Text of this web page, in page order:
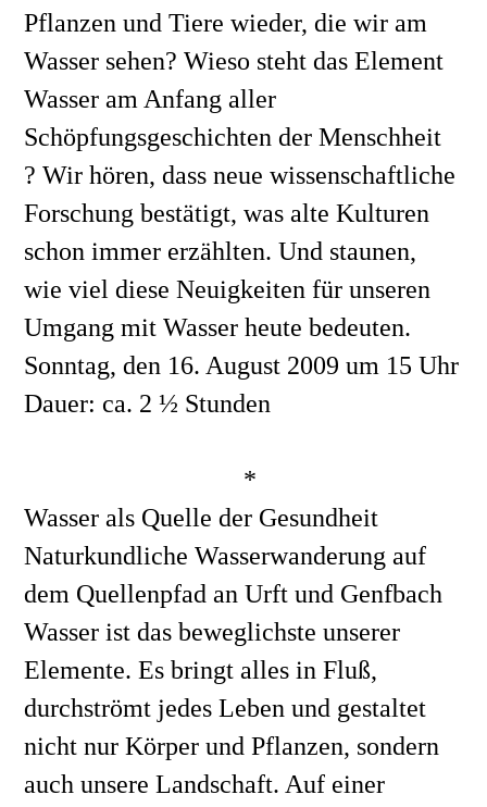
Pflanzen und Tiere wieder, die wir am
Wasser sehen? Wieso steht das Element
Wasser am Anfang aller
Schöpfungsgeschichten der Menschheit
? Wir hören, dass neue wissenschaftliche
Forschung bestätigt, was alte Kulturen
schon immer erzählten. Und staunen,
wie viel diese Neuigkeiten für unseren
Umgang mit Wasser heute bedeuten.
Sonntag, den 16. August 2009 um 15 Uhr
Dauer: ca. 2 ½ Stunden
*
Wasser als Quelle der Gesundheit
Naturkundliche Wasserwanderung auf
dem Quellenpfad an Urft und Genfbach
Wasser ist das beweglichste unserer
Elemente. Es bringt alles in Fluß,
durchströmt jedes Leben und gestaltet
nicht nur Körper und Pflanzen, sondern
auch unsere Landschaft. Auf einer